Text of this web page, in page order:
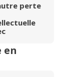
perte
en